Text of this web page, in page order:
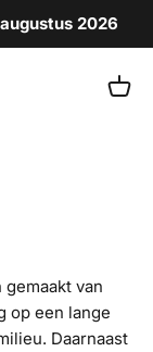
2026
Roasters
van
op een lange
Daarnaast